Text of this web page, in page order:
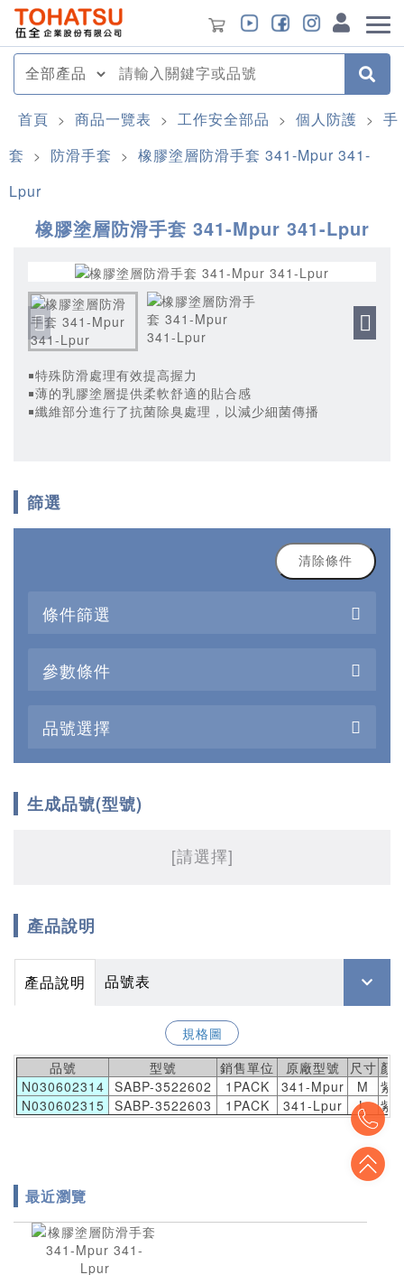
首頁 > 商品一覽表 > 工作安全部品 > 個人防護 > 手
套
> 防滑手套 > 橡膠塗層防滑手套 341-Mpur 341-
Lpur
橡膠塗層防滑手套 341-Mpur 341-Lpur
￭特殊防滑處理有效提高握力
￭薄的乳膠塗層提供柔軟舒適的貼合感
￭纖維部分進行了抗菌除臭處理，以減少細菌傳播
篩選
清除條件
條件篩選
參數條件
品號選擇
生成品號(型號)
[請選擇]
產品說明
產品說明 品號表
規格圖
品號
型號 銷售單位 原廠型號 尺寸 顏
N030602314 SABP-3522602 1PACK 341-Mpur M
紫
N030602315 SABP-3522603 1PACK 341-Lpur L 紫
最近瀏覽